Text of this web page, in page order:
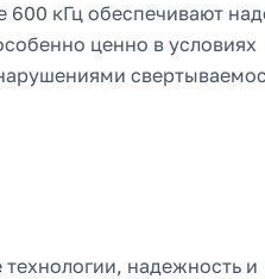
600 кГц обеспечивают
ценно в условиях
надежность и